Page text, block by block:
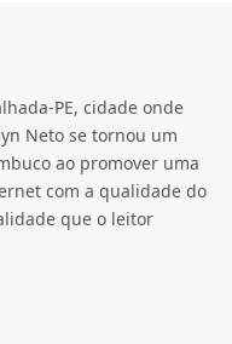
PE, cidade onde
Neto se tornou um
ao promover uma
com a qualidade do
que o leitor